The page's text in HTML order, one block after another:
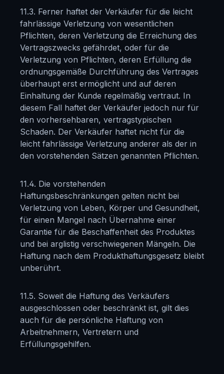
11.3. Ferner haftet der Verkäufer für die leicht
fahrlässige Verletzung von wesentlichen
Pflichten, deren Verletzung die Erreichung des
Vertragszwecks gefährdet, oder für die
Verletzung von Pflichten, deren Erfüllung die
ordnungsgemäße Durchführung des Vertrages
überhaupt erst ermöglicht und auf deren
Einhaltung der Kunde regelmäßig vertraut. In
diesem Fall haftet der Verkäufer jedoch nur für
den vorhersehbaren, vertragstypischen
Schaden. Der Verkäufer haftet nicht für die
leicht fahrlässige Verletzung anderer als der in
den vorstehenden Sätzen genannten Pflichten.
11.4. Die vorstehenden
Haftungsbeschränkungen gelten nicht bei
Verletzung von Leben, Körper und Gesundheit,
für einen Mangel nach Übernahme einer
Garantie für die Beschaffenheit des Produktes
und bei arglistig verschwiegenen Mängeln. Die
Haftung nach dem Produkthaftungsgesetz bleibt
unberührt.
11.5. Soweit die Haftung des Verkäufers
ausgeschlossen oder beschränkt ist, gilt dies
auch für die persönliche Haftung von
Arbeitnehmern, Vertretern und
Erfüllungsgehilfen.